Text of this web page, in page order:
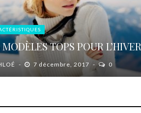
TOPS POUR L’HIVER
7 décembre, 2017 0